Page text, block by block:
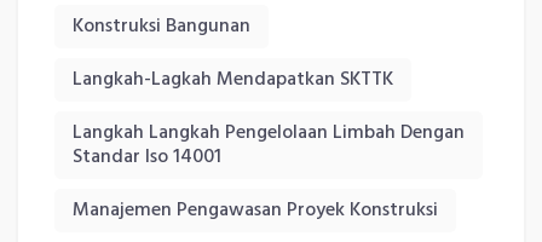
Konstruksi Bangunan
Langkah-Lagkah Mendapatkan SKTTK
Langkah Langkah Pengelolaan Limbah Dengan
Standar Iso 14001
Manajemen Pengawasan Proyek Konstruksi